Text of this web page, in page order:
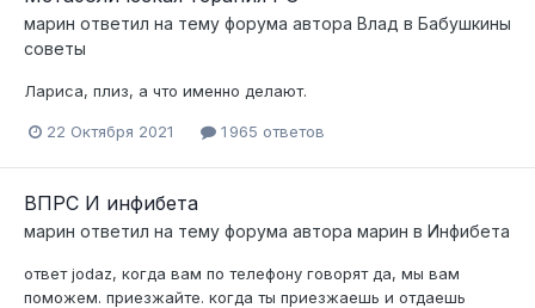
марин ответил на тему форума автора Влад в Бабушкины
советы
Лариса, плиз, а что именно делают.
22 Октября 2021 1 965 ответов
ВПРС И инфибета
марин ответил на тему форума автора марин в Инфибета
ответ jodaz, когда вам по телефону говорят да, мы вам
поможем. приезжайте. когда ты приезжаешь и отдаешь